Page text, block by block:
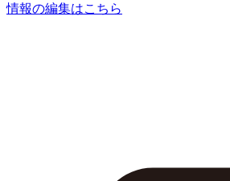
情報の編集はこちら